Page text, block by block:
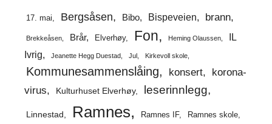
17. mai Bergsåsen Bibo Bispeveien brann
Brekkeåsen Brår Elverhøy Fon Heming Olaussen
IL
Ivrig
Jeanette Hegg Duestad Jul Kirkevoll skole
Kommunesammenslåing konsert
korona-
virus
Kulturhuset Elverhøy leserinnlegg
Linnestad Ramnes Ramnes IF Ramnes skole